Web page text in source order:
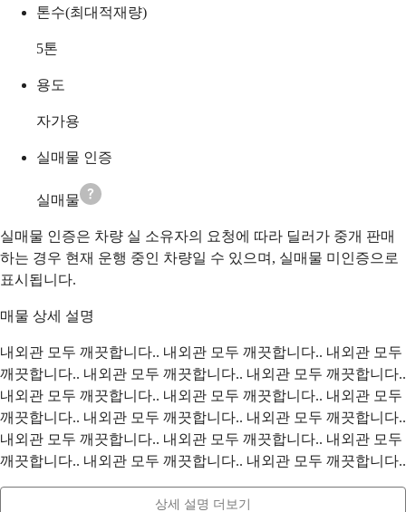
톤수(최대적재량)
5톤
용도
자가용
실매물 인증
실매물
실매물 인증은 차량 실 소유자의 요청에 따라 딜러가 중개 판매
하는 경우 현재 운행 중인 차량일 수 있으며, 실매물 미인증으로
표시됩니다.
매물 상세 설명
내외관 모두 깨끗합니다.. 내외관 모두 깨끗합니다.. 내외관 모두
깨끗합니다.. 내외관 모두 깨끗합니다.. 내외관 모두 깨끗합니다..
내외관 모두 깨끗합니다.. 내외관 모두 깨끗합니다.. 내외관 모두
깨끗합니다.. 내외관 모두 깨끗합니다.. 내외관 모두 깨끗합니다..
내외관 모두 깨끗합니다.. 내외관 모두 깨끗합니다.. 내외관 모두
깨끗합니다.. 내외관 모두 깨끗합니다.. 내외관 모두 깨끗합니다..
상세 설명 더보기